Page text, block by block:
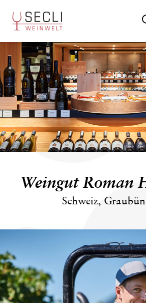
Weingut Roman
Schweiz,
WEINE
CHAMPAGNER
& MEHR
ÜBER UNS